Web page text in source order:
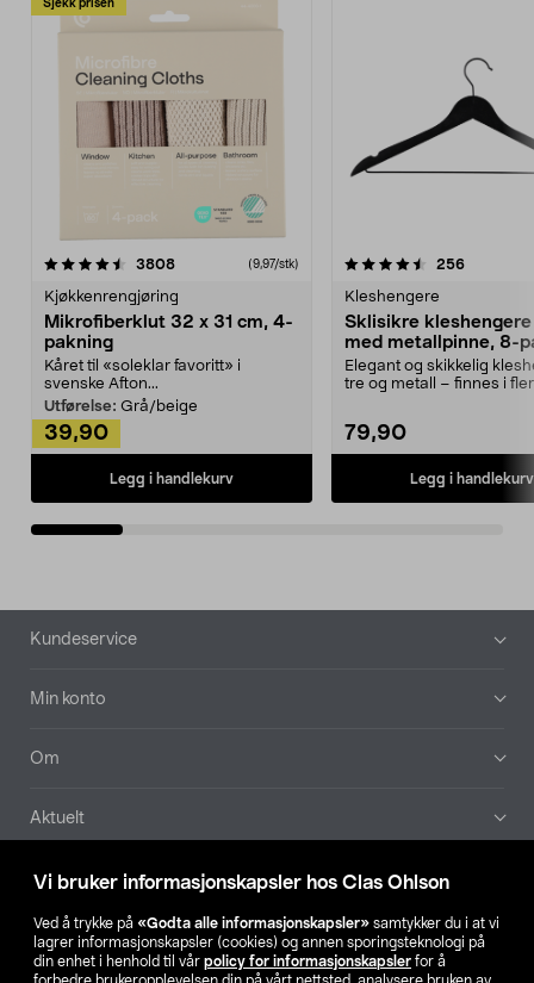
Vi bruker informasjonskapsler hos Clas Ohlson
Ved å trykke på «Godta alle informasjonskapsler» samtykker du i at vi
lagrer informasjonskapsler (cookies) og annen sporingsteknologi på
din enhet i henhold til vår policy for informasjonskapsler for å
Sjekk prisen
3808anmeldelser(9,97/stk)
Kjøkkenrengjøring
Mikrofiberklut 32 x 31 cm, 4-
pakning
Kåret til «soleklar favoritt» i
svenske Afton...
Utførelse: Grå/beige
39,90
Legg i handlekurv
4.5av 5 stjerner 256
Kleshengere
Sklisikre
med metallpinne, 8-
Elegant og skikkelig
tre og metall – finnes i
79,90
Legg i handlekurv
4.5av 5 stjerner
Bunntekst
Kundeservice
Min konto
Om
Aktuelt
Våre selskaper
Finn din butikk